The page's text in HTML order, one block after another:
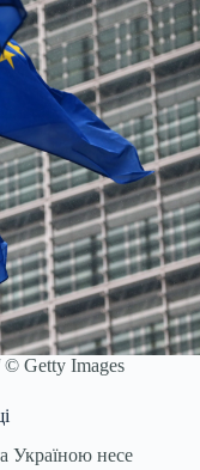
Getty Images
Україною несе